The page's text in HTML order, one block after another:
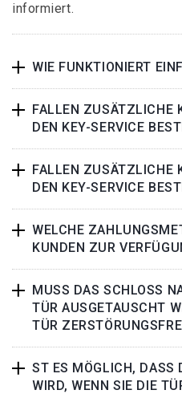
informiert.
WIE FUNKTIONIERT
FALLEN ZUSÄTZLICHE
DEN KEY-SERVICE
FALLEN ZUSÄTZLICHE
DEN KEY-SERVICE
WELCHE
KUNDEN ZUR
MUSS DAS SCHLOSS
TÜR AUSGETAUSCHT
TÜR
ST ES MÖGLICH, DASS
WIRD, WENN SIE DIE